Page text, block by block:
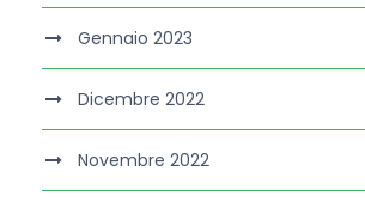
Gennaio 2023
Dicembre 2022
Novembre 2022